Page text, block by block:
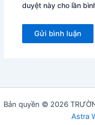
duyệt này cho lần
Bản quyền © 2026
Astra